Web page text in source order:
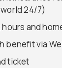
24/7)
hours and
benefit via
ticket